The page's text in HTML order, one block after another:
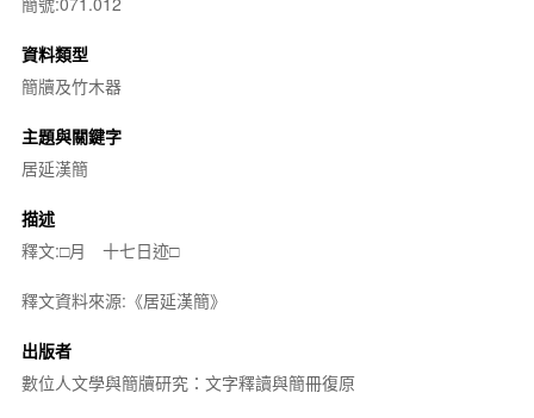
資料類型
簡牘及竹木器
主題與關鍵字
居延漢簡
描述
釋文:□月 十七日迹□
釋文資料來源:《居延漢簡》
出版者
數位人文學與簡牘研究：文字釋讀與簡冊復原